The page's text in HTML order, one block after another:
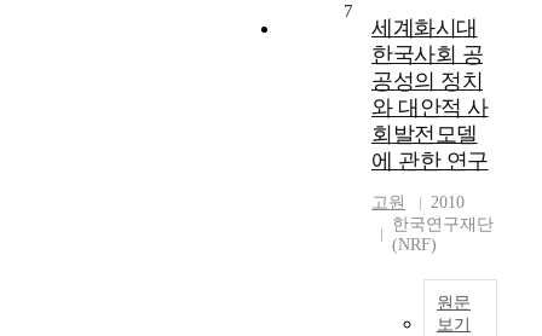
7
세계화시대
한국사회 공
공성의 정치
와 대안적 사
회발전모델
에 관한 연구
고원
2010
한국연구재단
(NRF)
원문
보기